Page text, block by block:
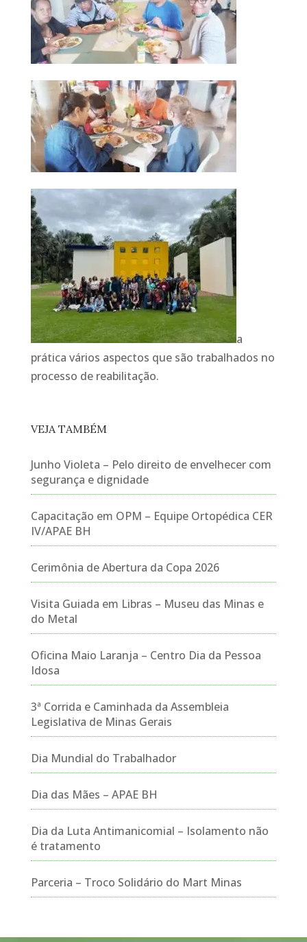
a
prática vários aspectos que são trabalhados no
processo de reabilitação.
VEJA TAMBÉM
Junho Violeta – Pelo direito de envelhecer com
segurança e dignidade
Capacitação em OPM – Equipe Ortopédica CER
IV/APAE BH
Cerimônia de Abertura da Copa 2026
Visita Guiada em Libras – Museu das Minas e
do Metal
Oficina Maio Laranja – Centro Dia da Pessoa
Idosa
3ª Corrida e Caminhada da Assembleia
Legislativa de Minas Gerais
Dia Mundial do Trabalhador
Dia das Mães – APAE BH
Dia da Luta Antimanicomial – Isolamento não
é tratamento
Parceria – Troco Solidário do Mart Minas